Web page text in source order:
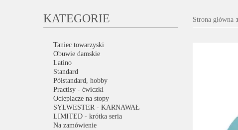
KATEGORIE
Taniec towarzyski
Obuwie damskie
Latino
Standard
Półstandard, hobby
Practisy - ćwiczki
Ocieplacze na stopy
SYLWESTER - KARNAWAŁ
LIMITED - krótka seria
Na zamówienie
Strona główna